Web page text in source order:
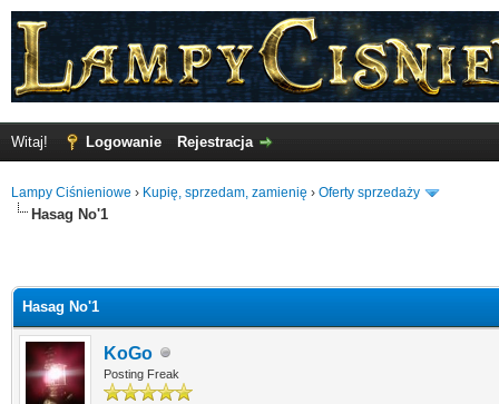
Witaj! Logowanie Rejestracja
Lampy Ciśnieniowe › Kupię, sprzedam, zamienię › Oferty sprzedaży
Hasag No'1
Hasag No'1
KoGo
Posting Freak